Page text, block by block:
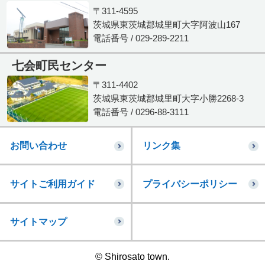
〒311-4595
茨城県東茨城郡城里町大字阿波山167
電話番号 / 029-289-2211
七会町民センター
〒311-4402
茨城県東茨城郡城里町大字小勝2268-3
電話番号 / 0296-88-3111
お問い合わせ リンク集
サイトご利用ガイド プライバシーポリシー
サイトマップ
© Shirosato town.